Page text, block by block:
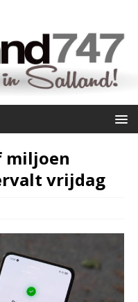
miljoen
vrijdag